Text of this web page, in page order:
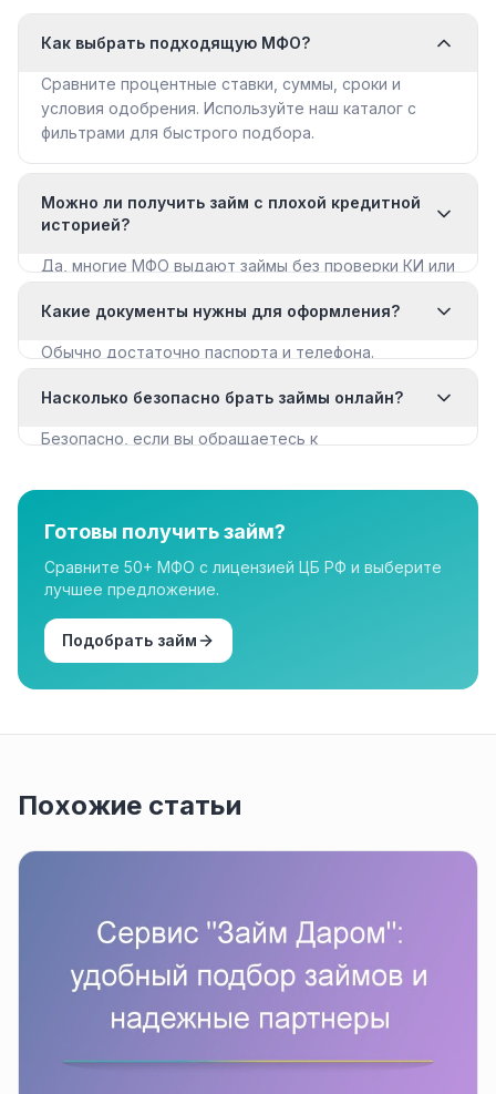
Как выбрать подходящую МФО?
Сравните процентные ставки, суммы, сроки и
условия одобрения. Используйте наш каталог с
фильтрами для быстрого подбора.
Можно ли получить займ с плохой кредитной
историей?
Да, многие МФО выдают займы без проверки КИ или
с плохой КИ».
Какие документы нужны для оформления?
Обычно достаточно паспорта и телефона.
документы для крупных сумм.
Насколько безопасно брать займы онлайн?
Безопасно, если вы обращаетесь к
организации в нашем каталоге имеют лицензию.
Готовы получить займ?
Сравните 50+ МФО с лицензией ЦБ РФ и выберите
лучшее предложение.
Подобрать займ
Похожие статьи